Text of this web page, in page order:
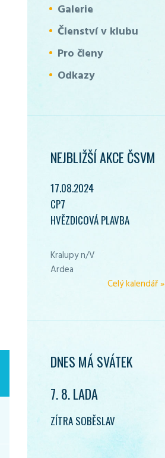
Galerie
Členství v klubu
Pro členy
Odkazy
NEJBLIŽŠÍ AKCE ČSVM
17.08.2024
CP7
HVĚZDICOVÁ PLAVBA
Kralupy n/V
Ardea
Celý kalendář »
DNES MÁ SVÁTEK
7. 8. LADA
ZÍTRA SOBĚSLAV